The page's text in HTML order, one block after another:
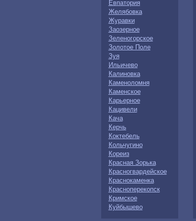
Евпатория
Желябовка
Журавки
Заозерное
Зеленогорское
Золотое Поле
Зуя
Ильичево
Калиновка
Каменоломня
Каменское
Карьерное
Кацивели
Кача
Керчь
Коктебель
Кольчугино
Кореиз
Красная Зорька
Красногвардейское
Краснокаменка
Красноперекопск
Кримское
Куйбышево